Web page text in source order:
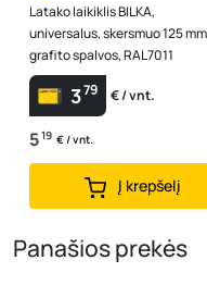
Latako laikiklis BILKA,
universalus, skersmuo 125
grafito spalvos, RAL7011
379 € / vnt.
519 € / vnt.
Į krepšelį
Panašios prekės